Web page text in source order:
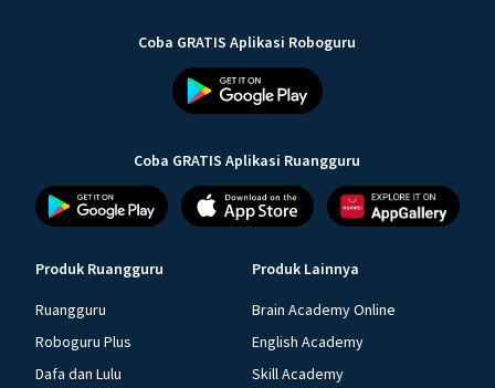
Coba GRATIS Aplikasi Roboguru
Coba GRATIS Aplikasi Ruangguru
Produk Ruangguru
Ruangguru
Roboguru Plus
Dafa dan Lulu
Produk Lainnya
Brain Academy Online
English Academy
Skill Academy